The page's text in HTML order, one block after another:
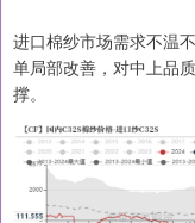
进口棉纱市场需求不温
单局部改善，对中上品
撑。